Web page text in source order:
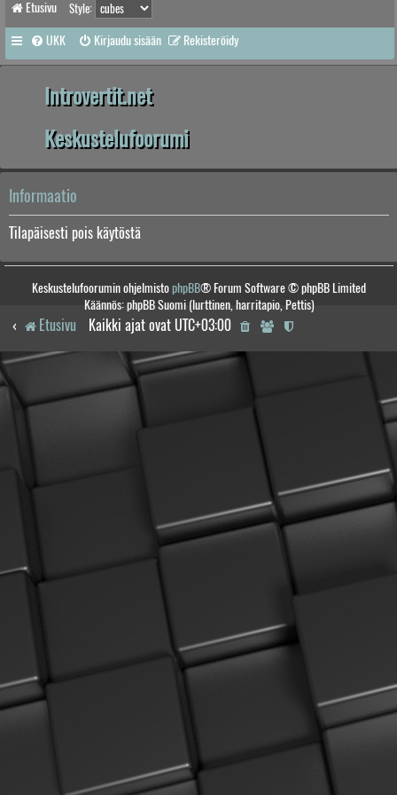
Etusivu Style:
UKK Kirjaudu sisään Rekisteröidy
Introvertit.net
Keskustelufoorumi
Informaatio
Tilapäisesti pois käytöstä
Keskustelufoorumin ohjelmistophpBB® Forum Software © phpBB Limited
Käännös: phpBB Suomi (lurttinen, harritapio, Pettis)
Etusivu Kaikki ajat ovat UTC+03:00